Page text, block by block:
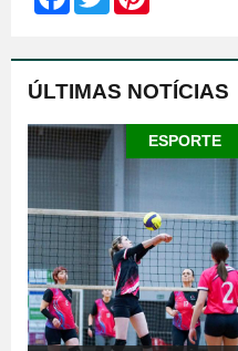
ÚLTIMAS NOTÍCIAS
ESPORTE